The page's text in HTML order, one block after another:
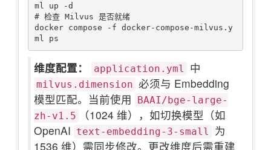
ml up -d
# 检查 Milvus 是否就绪
docker compose -f docker-compose-milvus.y
维度配置： application.yml 中
milvus.dimension 必须与 Embedding
模型匹配。当前使用
BAAI/bge-large-
zh-v1.5
（1024 维），如切换模型（如
OpenAI text-embedding-3-small
为
1536 维）需同步修改。更改维度后需重建